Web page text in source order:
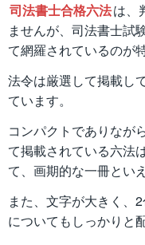
司法書士合格六法は、
ませんが、司法書士試
て網羅されているのが
法令は厳選して掲載し
ています。
コンパクトでありなが
て掲載されている六法
て、画期的な一冊とい
また、文字が大きく、
についてもしっかりと